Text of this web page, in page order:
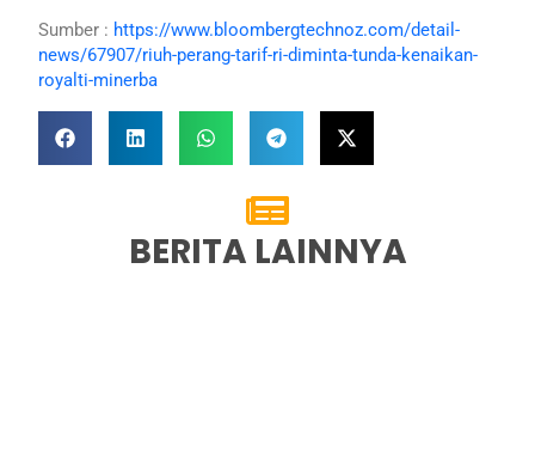
Sumber : https://www.bloombergtechnoz.com/detail-
news/67907/riuh-perang-tarif-ri-diminta-tunda-kenaikan-
royalti-minerba
BERITA LAINNYA